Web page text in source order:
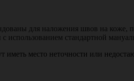
для наложения швов на коже,
использованием стандартной
иметь место неточности или